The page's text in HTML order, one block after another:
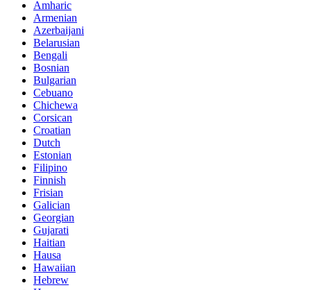
Amharic
Armenian
Azerbaijani
Belarusian
Bengali
Bosnian
Bulgarian
Cebuano
Chichewa
Corsican
Croatian
Dutch
Estonian
Filipino
Finnish
Frisian
Galician
Georgian
Gujarati
Haitian
Hausa
Hawaiian
Hebrew